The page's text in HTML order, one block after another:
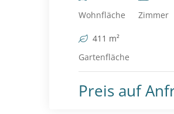
Wohnfläche
Zimmer
411 m²
Gartenfläche
Preis auf